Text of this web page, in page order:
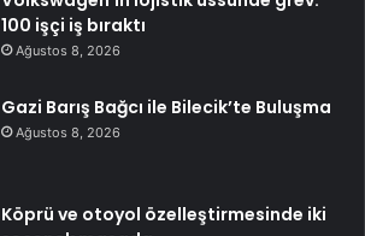
100 işçi iş bıraktı
Ağustos 8, 2026
Gazi Barış Bağcı ile Bilecik’te Buluşma
Ağustos 8, 2026
Köprü ve otoyol özelleştirmesinde iki